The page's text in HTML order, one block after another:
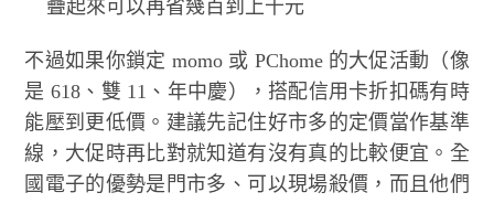
疊起來可以再省幾百到上千元
不過如果你鎖定 momo 或 PChome 的大促活動（像
是 618、雙 11、年中慶），搭配信用卡折扣碼有時
能壓到更低價。建議先記住好市多的定價當作基準
線，大促時再比對就知道有沒有真的比較便宜。全
國電子的優勢是門市多、可以現場殺價，而且他們